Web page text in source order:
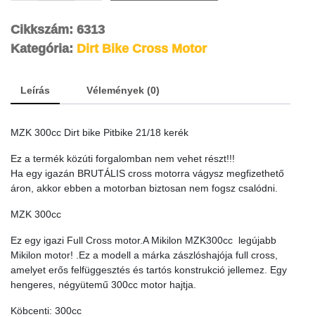
bike
kerék
Cikkszám: 6313
Kategória: Dirt Bike Cross Motor
Leírás Vélemények (0)
MZK 300cc Dirt bike Pitbike 21/18 kerék
Ez a termék közúti forgalomban nem vehet részt!!!
Ha egy igazán BRUTÁLIS cross motorra vágysz megfizethető
áron, akkor ebben a motorban biztosan nem fogsz csalódni.
MZK 300cc
Ez egy igazi Full Cross motor.A Mikilon MZK300cc legújabb
Mikilon motor! .Ez a modell a márka zászlóshajója full cross,
amelyet erős felfüggesztés és tartós konstrukció jellemez. Egy
hengeres, négyütemű 300cc motor hajtja.
Köbcenti: 300cc